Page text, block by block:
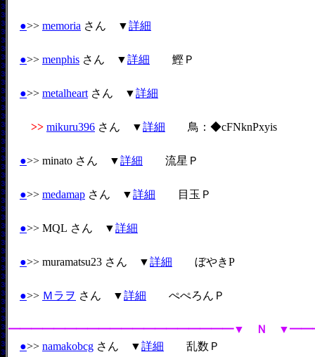
●>> memoria さん ▼詳細
●>> menphis さん ▼詳細 鰹Ｐ
●>> metalheart さん ▼詳細
>> mikuru396 さん ▼詳細 鳥：◆cFNknPxyis
●>> minato さん ▼詳細 流星Ｐ
●>> medamap さん ▼詳細 目玉Ｐ
●>> MQL さん ▼詳細
●>> muramatsu23 さん ▼詳細 ぼやきP
●>> Ｍラヲ さん ▼詳細 ぺぺろんＰ
━━━━━━━━━━━━━━━━━━━━▼ Ｎ
●>> namakobcg さん ▼詳細 乱数Ｐ